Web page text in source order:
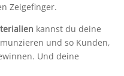
Zeigefinger.
kannst du deine
und so Kunden,
Und deine